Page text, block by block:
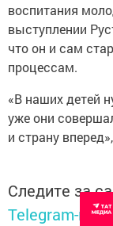
воспитания
выступлении
что он и сам
процессам.
«В наших детей
уже они
и страну
Следите за
Telegram-